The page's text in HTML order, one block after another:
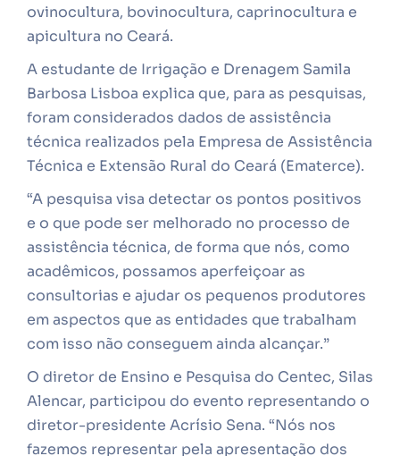
ovinocultura, bovinocultura, caprinocultura e
apicultura no Ceará.
A estudante de Irrigação e Drenagem Samila
Barbosa Lisboa explica que, para as pesquisas,
foram considerados dados de assistência
técnica realizados pela Empresa de Assistência
Técnica e Extensão Rural do Ceará (Ematerce).
“A pesquisa visa detectar os pontos positivos
e o que pode ser melhorado no processo de
assistência técnica, de forma que nós, como
acadêmicos, possamos aperfeiçoar as
consultorias e ajudar os pequenos produtores
em aspectos que as entidades que trabalham
com isso não conseguem ainda alcançar.”
O diretor de Ensino e Pesquisa do Centec, Silas
Alencar, participou do evento representando o
diretor-presidente Acrísio Sena. “Nós nos
fazemos representar pela apresentação dos